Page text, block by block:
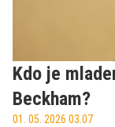
Kdo je
Beckham?
01. 05. 2026 03.07